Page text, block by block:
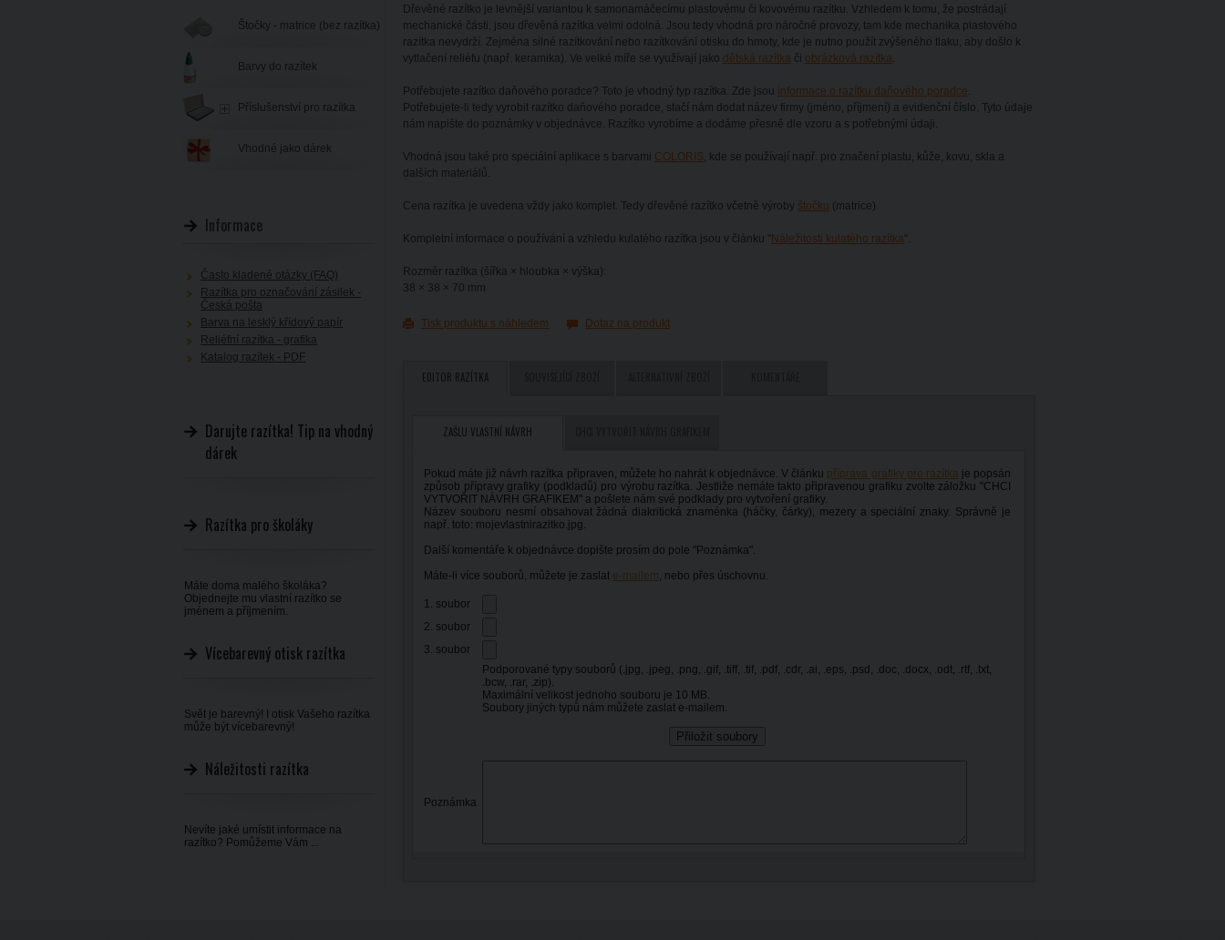
Dřevěné razítko je levnější variantou k samonamáčecímu plastovému či kovovému razítku. Vzhledem k tomu, že postrádají
mechanické části, jsou dřevěná razítka velmi odolná. Jsou tedy vhodná pro náročné provozy, tam kde mechanika plastového
razítka nevydrží. Zejména silné razítkování nebo razítkování otisku do hmoty, kde je nutno použít zvýšeného tlaku, aby došlo k
vytlačení reliéfu (např. keramika). Ve velké míře se využívají jako dětská razítka či obrázková razítka.
Potřebujete razítko daňového poradce? Toto je vhodný typ razítka. Zde jsou informace o razítku daňového poradce.
Potřebujete-li tedy vyrobit razítko daňového poradce, stačí nám dodat název firmy (jméno, příjmení) a evidenční číslo. Tyto údaje
nám napište do poznámky v objednávce. Razítko vyrobíme a dodáme přesně dle vzoru a s potřebnými údaji.
Vhodná jsou také pro speciální aplikace s barvami COLORIS, kde se používají např. pro značení plastu, kůže, kovu, skla a
dalších materiálů.
Cena razítka je uvedena vždy jako komplet. Tedy dřevěné razítko včetně výroby štočku (matrice).
Kompletní informace o používání a vzhledu kulatého razítka jsou v článku " Náležitosti kulatého razítka ".
Rozměr razítka (šířka × hloubka × výška):
38 × 38 × 70 mm
Tisk produktu s náhledem Dotaz na produkt
EDITOR RAZÍTKA
ZAŠLU VLASTNÍ NÁVRH
Pokud máte již návrh razítka připraven, můžete ho nahrát k objednávce. V článku příprava grafiky pro razítka je popsán
způsob přípravy grafiky (podkladů) pro výrobu razítka. Jestliže nemáte takto připravenou grafiku zvolte záložku "CHCI
VYTVOŘIT NÁVRH GRAFIKEM" a pošlete nám své podklady pro vytvoření grafiky.
Název souboru nesmí obsahovat žádná diakritická znaménka (háčky, čárky), mezery a speciální znaky. Správně je
např. toto: mojevlastnirazitko.jpg.
Další komentáře k objednávce dopište prosím do pole "Poznámka".
Máte-li více souborů, můžete je zaslat e-mailem, nebo přes úschovnu.
1. soubor
2. soubor
3. soubor
Podporované typy souborů (.jpg, .jpeg, .png, .gif, .tiff, .tif, .pdf, .cdr, .ai, .eps, .psd, .doc, .docx, .odt, .rtf, .txt,
.bcw, .rar, .zip).
Maximální velikost jednoho souboru je 10 MB.
Soubory jiných typů nám můžete zaslat e-mailem.
Poznámka
Štočky - matrice (bez razítka)
Barvy do razítek
Příslušenství pro razítka
Vhodné jako dárek
Informace
Často kladené otázky (FAQ)
Razítka pro označování zásilek -
Česká pošta
Barva na lesklý křídový papír
Reliéfní razítka - grafika
Katalog razítek - PDF
Darujte razítka! Tip na vhodný
dárek
Razítka pro školáky
Máte doma malého školáka?
Objednejte mu vlastní razítko se
jménem a příjmením.
Vícebarevný otisk razítka
Svět je barevný! I otisk Vašeho razítka
může být vícebarevný!
Náležitosti razítka
Nevíte jaké umístit informace na
razítko? Pomůžeme Vám ...